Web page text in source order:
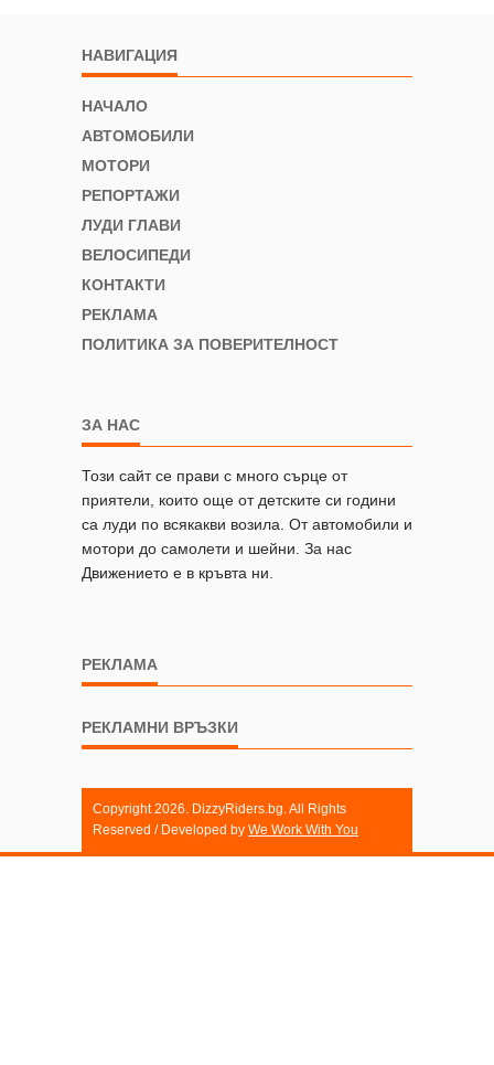
НАВИГАЦИЯ
НАЧАЛО
АВТОМОБИЛИ
МОТОРИ
РЕПОРТАЖИ
ЛУДИ ГЛАВИ
ВЕЛОСИПЕДИ
КОНТАКТИ
РЕКЛАМА
ПОЛИТИКА ЗА ПОВЕРИТЕЛНОСТ
ЗА НАС
Този сайт се прави с много сърце от
приятели, които още от детските си години
са луди по всякакви возила. От автомобили и
мотори до самолети и шейни. За нас
Движението е в кръвта ни.
РЕКЛАМА
РЕКЛАМНИ ВРЪЗКИ
Copyright 2026. DizzyRiders.bg. All Rights
Reserved / Developed by We Work With You